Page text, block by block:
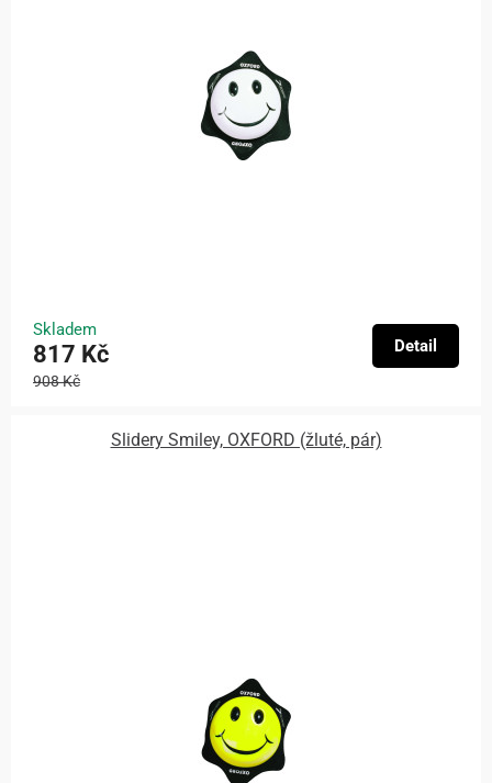
Skladem
817 Kč
908 Kč
Detail
Slidery Smiley, OXFORD (žluté, pár)